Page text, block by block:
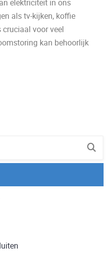
elektriciteit in ons
als tv-kijken, koffie
voor veel
kan behoorlijk